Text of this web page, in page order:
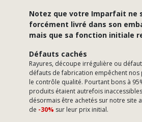
Notez que votre Imparfait ne
forcément livré dans son
mais que sa fonction initiale
Défauts cachés
Rayures, découpe irrégulière ou
défauts de fabrication empêchent
le contrôle qualité. Pourtant bons à
produits étaient autrefois
désormais être achetés sur notre site
de -30% sur leur prix initial.